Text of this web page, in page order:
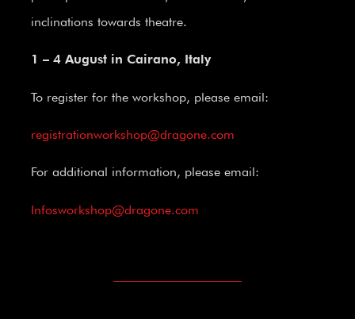
inclinations towards theatre.
1 – 4 August in Cairano, Italy
To register for the workshop, please email:
registrationworkshop@dragone.com
For additional information, please email:
Infosworkshop@dragone.com